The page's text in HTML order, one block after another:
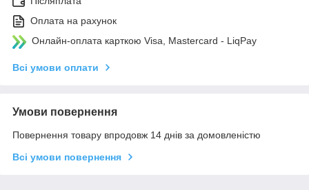
Оплата на рахунок
Онлайн-оплата карткою Visa, Mastercard - LiqPay
Всі умови оплати
Умови повернення
Повернення товару впродовж 14 днів за домовленістю
Всі умови повернення